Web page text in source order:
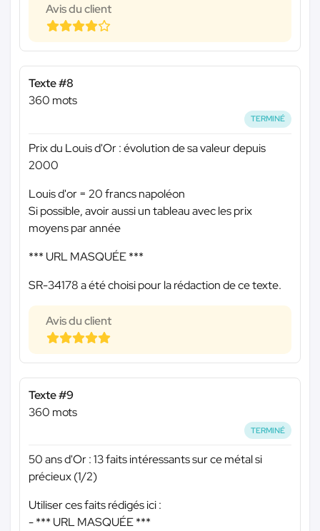
Avis du client
Texte #8
360 mots
TERMINÉ
Prix du Louis d'Or : évolution de sa valeur depuis
2000
Louis d'or = 20 francs napoléon
Si possible, avoir aussi un tableau avec les prix
moyens par année
*** URL MASQUÉE ***
SR-34178 a été choisi pour la rédaction de ce texte.
Avis du client
Texte #9
360 mots
TERMINÉ
50 ans d'Or : 13 faits intéressants sur ce métal si
précieux (1/2)
Utiliser ces faits rédigés ici :
-*** URL MASQUÉE ***